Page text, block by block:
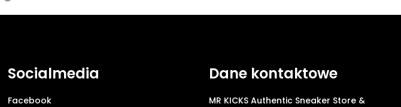
Socialmedia
Facebook
Dane kontaktowe
MR KICKS Authentic Sneaker Store &